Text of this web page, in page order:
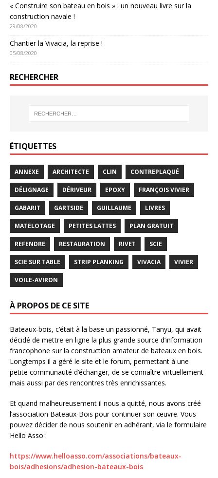
« Construire son bateau en bois » : un nouveau livre sur la
construction navale !
29/08/2020
Chantier la Vivacia, la reprise !
05/08/2020
RECHERCHER
ÉTIQUETTES
ANNEXE ARCHITECTE CLIN CONTREPLAQUÉ
DÉLIGNAGE DÉRIVEUR EPOXY FRANÇOIS VIVIER
GABARIT GARTSIDE GUILLAUME LIVRES
MATELOTAGE PETITES LATTES PLAN GRATUIT
REFENDRE RESTAURATION RIVET SCIE
SCIE SUR TABLE STRIP PLANKING VIVACIA VIVIER
VOILE-AVIRON
À PROPOS DE CE SITE
Bateaux-bois, c’était à la base un passionné, Tanyu, qui avait
décidé de mettre en ligne la plus grande source d’information
francophone sur la construction amateur de bateaux en bois.
Longtemps il a géré le site et le forum, permettant à une
petite communauté d’échanger, de se connaître virtuellement
mais aussi par des rencontres très enrichissantes.
Et quand malheureusement il nous a quitté, nous avons créé
l’association Bateaux-Bois pour continuer son œuvre. Vous
pouvez décider de nous soutenir en adhérant, via le formulaire
Hello Asso :
https://www.helloasso.com/associations/bateaux-
bois/adhesions/adhesion-bateaux-bois